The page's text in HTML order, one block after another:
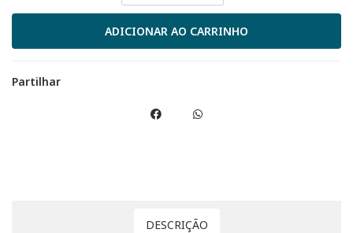
Partilhar
DESCRIÇÃO